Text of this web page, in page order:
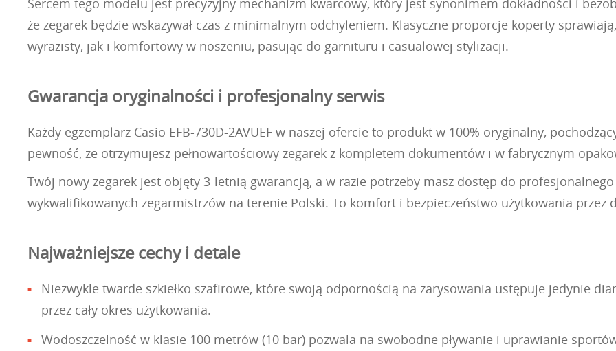
Sercem tego modelu jest precyzyjny mechanizm kwarcowy, który jest synonimem dokładności i
że zegarek będzie wskazywał czas z minimalnym odchyleniem. Klasyczne proporcje koperty
wyrazisty, jak i komfortowy w noszeniu, pasując do garnituru i casualowej stylizacji.
Gwarancja oryginalności i profesjonalny serwis
Każdy egzemplarz Casio EFB-730D-2AVUEF w naszej ofercie to produkt w 100% oryginalny,
pewność, że otrzymujesz pełnowartościowy zegarek z kompletem dokumentów i w fabrycznym
Twój nowy zegarek jest objęty 3-letnią gwarancją, a w razie potrzeby masz dostęp do
wykwalifikowanych zegarmistrzów na terenie Polski. To komfort i bezpieczeństwo użytkowania przez
Najważniejsze cechy i detale
Niezwykle twarde szkiełko szafirowe, które swoją odpornością na zarysowania ustępuje jedynie
przez cały okres użytkowania.
Wodoszczelność w klasie 100 metrów (10 bar) pozwala na swobodne pływanie i uprawianie